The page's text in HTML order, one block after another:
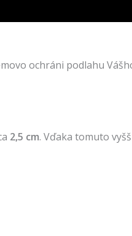
ochráni podlahu
2,5 cm. Vďaka tomuto